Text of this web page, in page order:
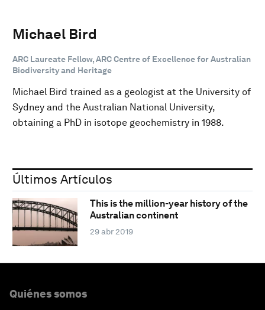
Michael Bird
ARC Laureate Fellow, ARC Centre of Excellence for Australian
Biodiversity and Heritage
Michael Bird trained as a geologist at the University of
Sydney and the Australian National University,
obtaining a PhD in isotope geochemistry in 1988.
Últimos Artículos
This is the million-year history of the
Australian continent
29 abr 2019
Quiénes somos